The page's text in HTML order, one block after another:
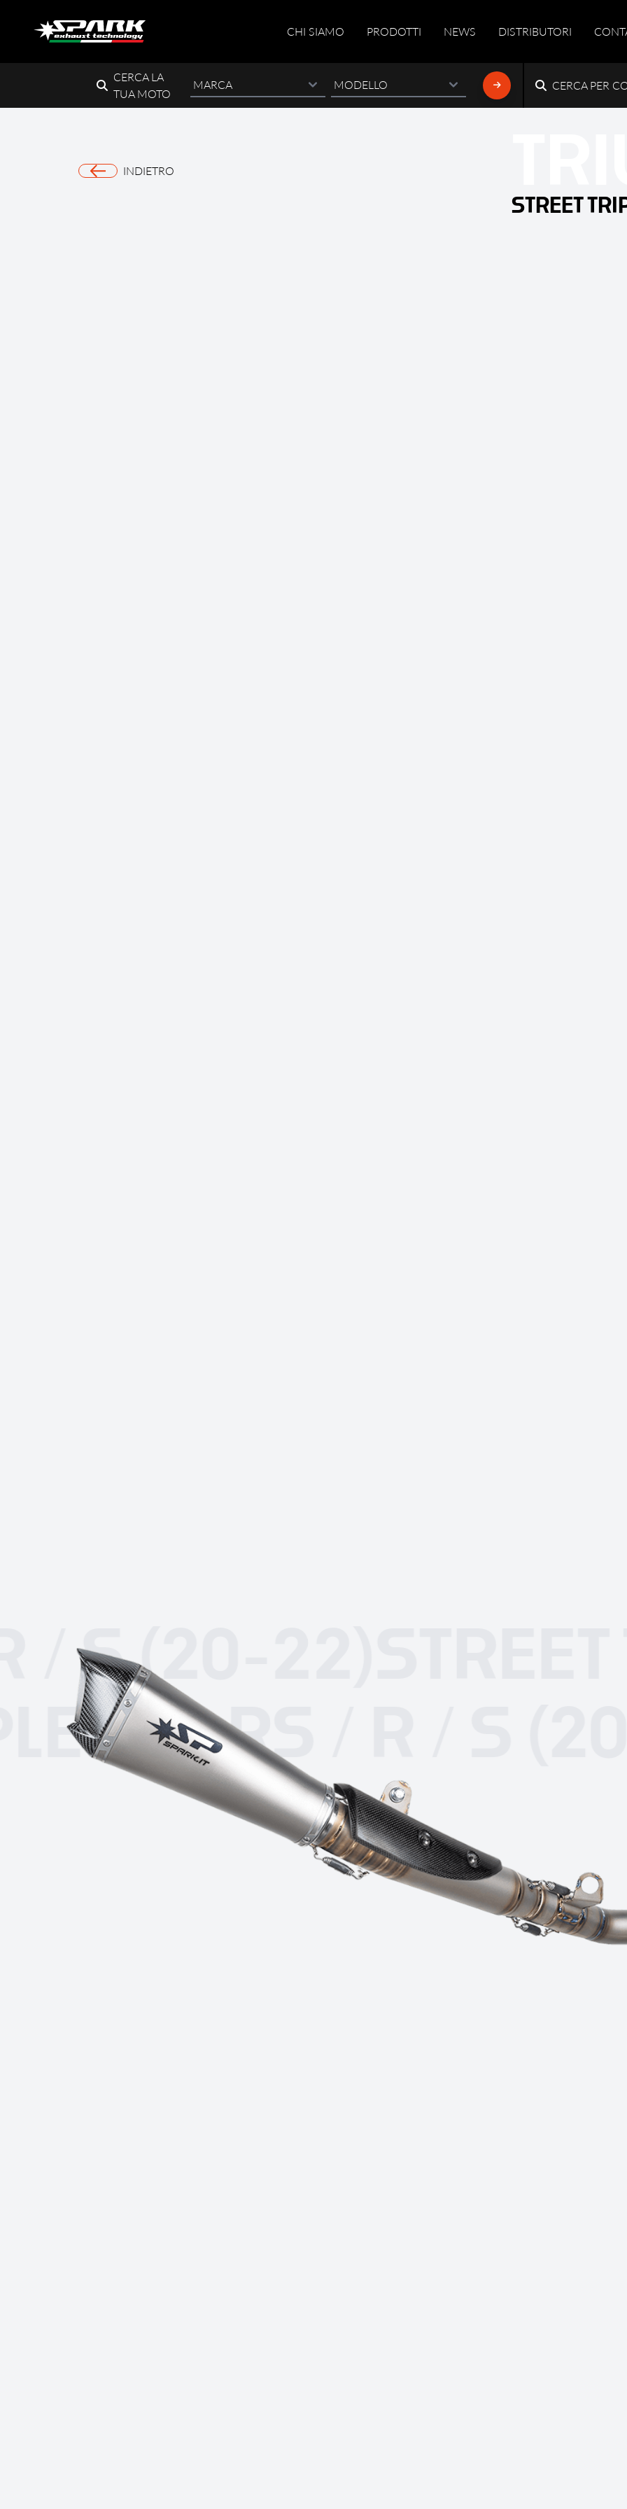
CHI SIAMO PRODOTTI NEWS DISTRIBUTORI
CERCA LA
TUA MOTO
CERCA PER
INDIETRO
STREET
(20-22)
STREET
765 RS / R /